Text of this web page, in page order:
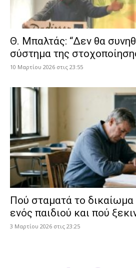
Θ. Μπαλτάς: “Δεν θα
σύστημα της
10 Μαρτίου 2026 στις 23:55
Πού σταματά το δικαίωμα
ενός παιδιού και πού
3 Μαρτίου 2026 στις 23:25